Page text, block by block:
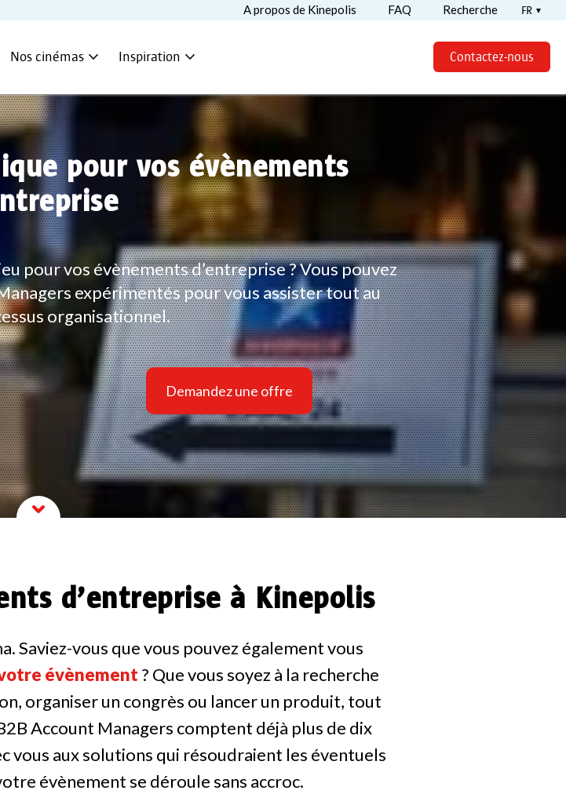
A propos de Kinepolis FAQ Recherche FR
Nos cinémas expand_more Inspiration expand_more Contactez-nous
pour vos évènements
pour vos évènements d’entreprise ? Vous pouvez
expérimentés pour vous assister tout au
organisationnel.
Demandez une offre
d’entreprise à Kinepolis
Saviez-vous que vous pouvez également vous
évènement? Que vous soyez à la recherche
organiser un congrès ou lancer un produit, tout
Account Managers comptent déjà plus de dix
vous aux solutions qui résoudraient les éventuels
évènement se déroule sans accroc.